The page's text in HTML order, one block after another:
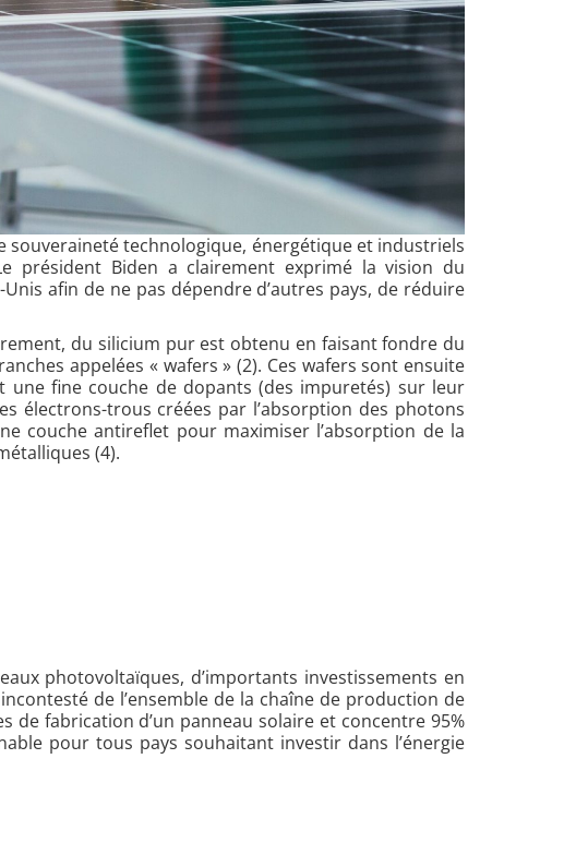
souveraineté technologique, énergétique et industriels
président Biden a clairement exprimé la vision du
afin de ne pas dépendre d’autres pays, de réduire
du silicium pur est obtenu en faisant fondre du
appelées « wafers » (2). Ces wafers sont ensuite
fine couche de dopants (des impuretés) sur leur
trous créées par l’absorption des photons
couche antireflet pour maximiser l’absorption de la
(4).
photovoltaïques, d’importants investissements en
de l’ensemble de la chaîne de production de
de fabrication d’un panneau solaire et concentre 95%
pour tous pays souhaitant investir dans l’énergie